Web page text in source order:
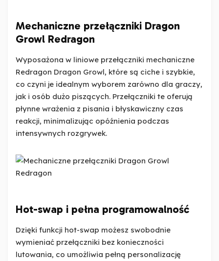
Mechaniczne przełączniki Dragon
Growl Redragon
Wyposażona w liniowe przełączniki mechaniczne
Redragon Dragon Growl, które są ciche i szybkie,
co czyni je idealnym wyborem zarówno dla graczy,
jak i osób dużo piszących. Przełączniki te oferują
płynne wrażenia z pisania i błyskawiczny czas
reakcji, minimalizując opóźnienia podczas
intensywnych rozgrywek.
Hot-swap i pełna programowalność
Dzięki funkcji hot-swap możesz swobodnie
wymieniać przełączniki bez konieczności
lutowania, co umożliwia pełną personalizację